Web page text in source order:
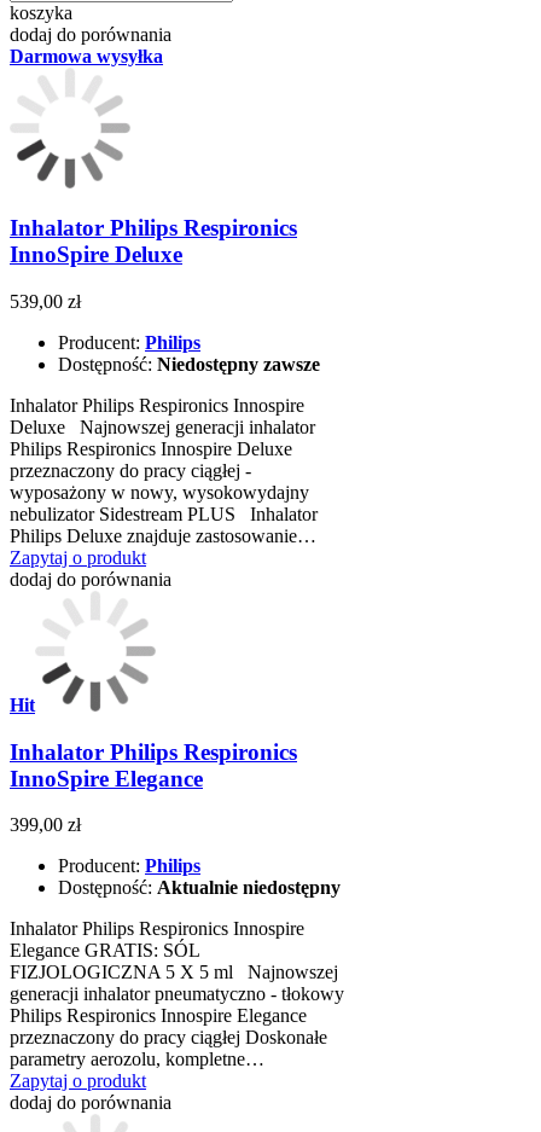
koszyka
dodaj do porównania
Darmowa wysyłka
Inhalator Philips Respironics
InnoSpire Deluxe
539,00 zł
Producent: Philips
Dostępność: Niedostępny zawsze
Inhalator Philips Respironics Innospire
Deluxe Najnowszej generacji inhalator
Philips Respironics Innospire Deluxe
przeznaczony do pracy ciągłej -
wyposażony w nowy, wysokowydajny
nebulizator Sidestream PLUS Inhalator
Philips Deluxe znajduje zastosowanie…
Zapytaj o produkt
dodaj do porównania
Hit
Inhalator Philips Respironics
InnoSpire Elegance
399,00 zł
Producent: Philips
Dostępność: Aktualnie niedostępny
Inhalator Philips Respironics Innospire
Elegance GRATIS: SÓL
FIZJOLOGICZNA 5 X 5 ml Najnowszej
generacji inhalator pneumatyczno - tłokowy
Philips Respironics Innospire Elegance
przeznaczony do pracy ciągłej Doskonałe
parametry aerozolu, kompletne…
Zapytaj o produkt
dodaj do porównania